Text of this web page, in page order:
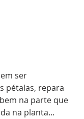
ser
pétalas, repara
na parte que
na planta...